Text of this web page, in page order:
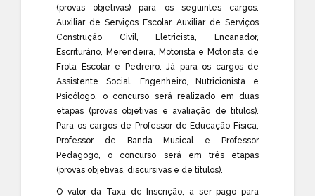
(provas objetivas) para os seguintes cargos:
Auxiliar de Serviços Escolar, Auxiliar de Serviços
Construção Civil, Eletricista, Encanador,
Escriturário, Merendeira, Motorista e Motorista de
Frota Escolar e Pedreiro. Já para os cargos de
Assistente Social, Engenheiro, Nutricionista e
Psicólogo, o concurso será realizado em duas
etapas (provas objetivas e avaliação de titulos).
Para os cargos de Professor de Educação Física,
Professor de Banda Musical e Professor
Pedagogo, o concurso será em três etapas
(provas objetivas, discursivas e de títulos).
O valor da Taxa de Inscrição, a ser pago para